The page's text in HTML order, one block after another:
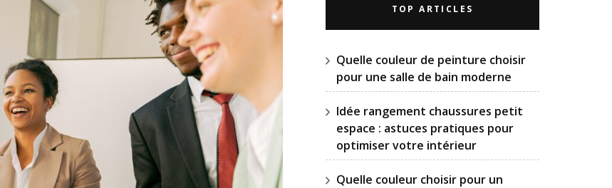
TOP ARTICLES
Quelle couleur de peinture choisir
pour une salle de bain moderne
Idée rangement chaussures petit
espace : astuces pratiques pour
optimiser votre intérieur
Quelle couleur choisir pour un